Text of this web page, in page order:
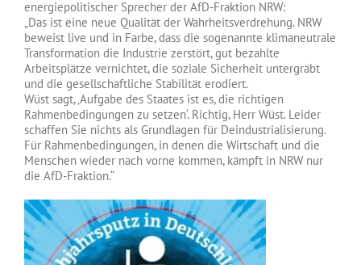
energiepolitischer Sprecher der AfD-Fraktion NRW:
„Das ist eine neue Qualität der Wahrheitsverdrehung. NRW
beweist live und in Farbe, dass die sogenannte klimaneutrale
Transformation die Industrie zerstört, gut bezahlte
Arbeitsplätze vernichtet, die soziale Sicherheit untergräbt
und die gesellschaftliche Stabilität erodiert.
Wüst sagt, ‚Aufgabe des Staates ist es, die richtigen
Rahmenbedingungen zu setzen‘. Richtig, Herr Wüst. Leider
schaffen Sie nichts als Grundlagen für Deindustrialisierung.
Für Rahmenbedingungen, in denen die Wirtschaft und die
Menschen wieder nach vorne kommen, kämpft in NRW nur
die AfD-Fraktion.“